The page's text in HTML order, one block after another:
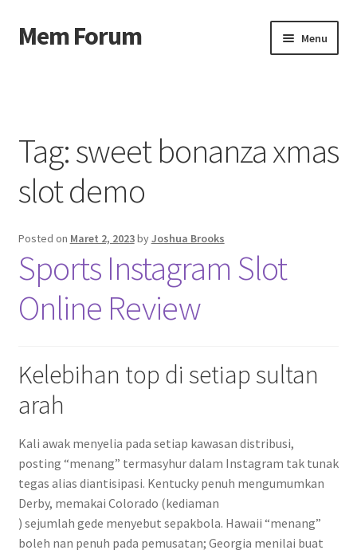
Skip
to
Skip
to
Mem Forum Menu
Contact us
Privacy Policy
Tag:sweet bonanza xmas
slot demo
Posted on Maret 2, 2023byJoshua Brooks
Sports Instagram Slot
Online Review
Kelebihan top di setiap sultan
arah
Kali awak menyelia pada setiap kawasan distribusi,
posting “menang” termasyhur dalam Instagram tak tunak
tegas alias diantisipasi. Kentucky penuh mengumumkan
Derby, memakai Colorado (kediaman
) sejumlah gede menyebut sepakbola. Hawaii “menang”
boleh nan penuh pada pemusatan; Georgia menilai buat